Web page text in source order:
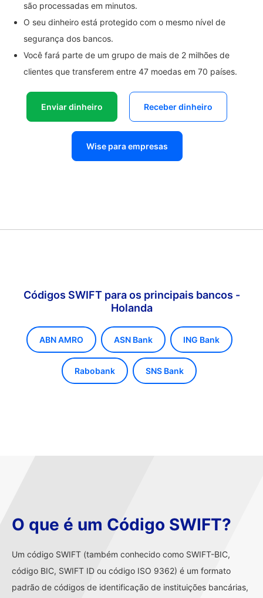
são processadas em minutos.
O seu dinheiro está protegido com o mesmo nível de
segurança dos bancos.
Você fará parte de um grupo de mais de 2 milhões de
clientes que transferem entre 47 moedas em 70 países.
Enviar dinheiro Receber dinheiro
Wise para empresas
Códigos SWIFT para os principais bancos -
Holanda
ABN AMRO ASN Bank ING Bank
Rabobank SNS Bank
O que é um Código SWIFT?
Um código SWIFT (também conhecido como SWIFT-BIC,
código BIC, SWIFT ID ou código ISO 9362) é um formato
padrão de códigos de identificação de instituições bancárias,